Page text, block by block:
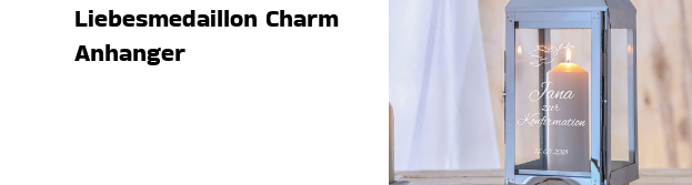
Liebesmedaillon Charm
Anhanger